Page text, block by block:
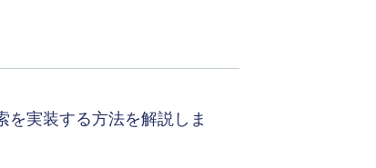
を実装する方法を解説しま